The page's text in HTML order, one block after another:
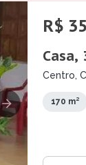
R$
Casa,
Centro,
170 m²